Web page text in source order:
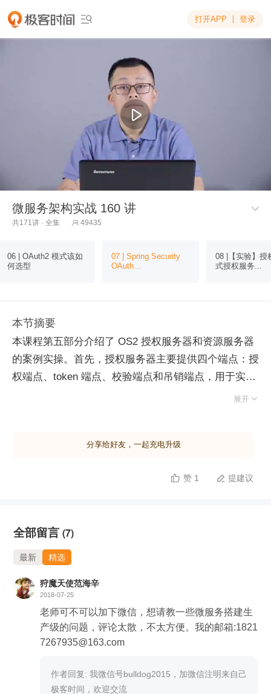
 打开APP 登录
微服务架构实战 160 讲 
共171讲 · 全集  49435
06 | OAuth2 模式该如
何选型
07 | Spring Security
OAuth...
08 |【实验】授
式授权服务...
本节摘要
本课程第五部分介绍了 OS2 授权服务器和资源服务器
的案例实操。首先，授权服务器主要提供四个端点：授
权端点、token 端点、校验端点和吊销端点，用于实现
授权、获取 token、校验 token 合法性及吊销 token 的
Oauth2 框架，该框架提供了完整的授权服务器框架，
和服务端的接入工具。Spring Security Oauth2 依赖于
代理访问资源服务器时，若无 token 会被重定向至授权
服务器进行授权，随后通过 token 端点获取访问令牌，
Spring Security Oauth2 框架简化了 Oauth2 的接入过
程，方便开发者快速实现安全认证。
展开 
分享给好友，一起充电升级
 赞 1  提建议
全部留言 (7)
最新 精选
狩魔天使范海辛
2018-07-25
老师可不可以加下微信，想请教一些微服务搭建生
产级的问题，评论太散，不太方便。我的邮箱:1821
7267935@163.com
作者回复: 我微信号bulldog2015，加微信注明来自己
极客时间，欢迎交流